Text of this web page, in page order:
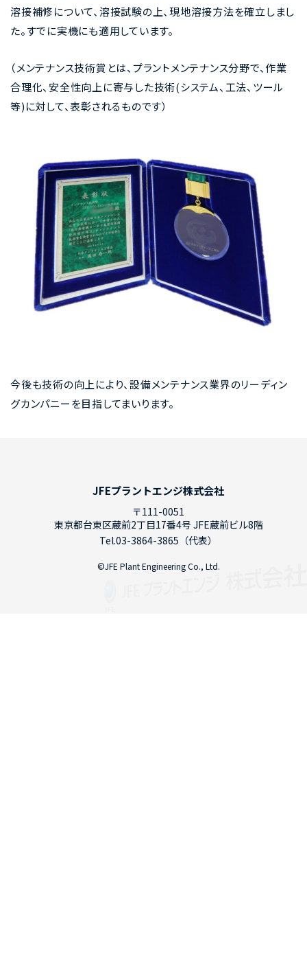
溶接補修について、溶接試験の上、現地溶接方法を確立しまし
た。すでに実機にも適用しています。
（メンテナンス技術賞とは、プラントメンテナンス分野で、作業
合理化、安全性向上に寄与した技術(システム、工法、ツール
等)に対して、表彰されるものです）
今後も技術の向上により、設備メンテナンス業界のリーディン
グカンパニーを目指してまいります。
JFEプラントエンジ株式会社
〒111-0051
東京都台東区蔵前2丁目17番4号 JFE蔵前ビル8階
Tel.03-3864-3865 （代表）
©JFE Plant Engineering Co., Ltd.